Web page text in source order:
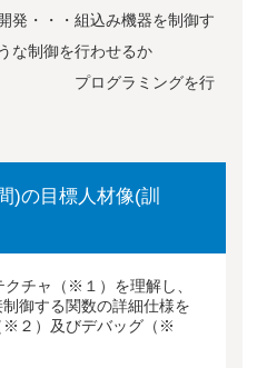
発・・・組込み機器を制御す
な制御を行わせるか
ングを行
)の目標人材像(訓
チャ（※１）を理解し、
御する関数の詳細仕様を
※２）及びデバッグ（※